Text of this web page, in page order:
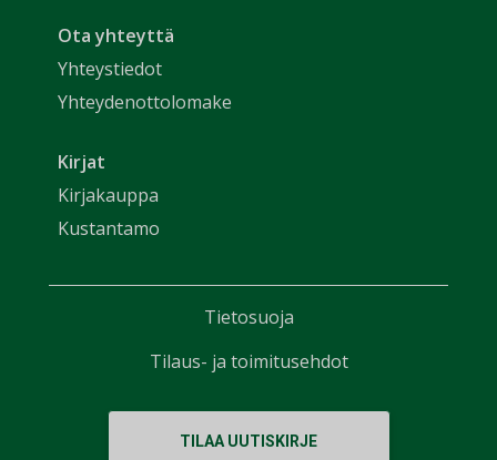
Ota yhteyttä
Yhteystiedot
Yhteydenottolomake
Kirjat
Kirjakauppa
Kustantamo
TILAA UUTISKIRJE
Tietosuoja
Tilaus- ja toimitusehdot